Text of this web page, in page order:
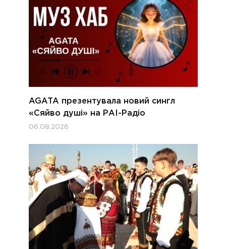
AGATA презентувала новий сингл
«Сяйво душі» на РАІ-Радіо
06.08.2026